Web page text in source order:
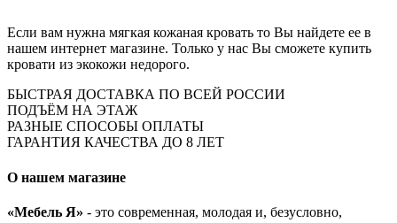
Если вам нужна мягкая кожаная кровать то Вы найдете ее в
нашем интернет магазине. Только у нас Вы сможете купить
кровати из экокожи недорого.
БЫСТРАЯ ДОСТАВКА ПО ВСЕЙ РОССИИ
ПОДЪЁМ НА ЭТАЖ
РАЗНЫЕ СПОСОБЫ ОПЛАТЫ
ГАРАНТИЯ КАЧЕСТВА ДО 8 ЛЕТ
О нашем магазине
«Мебель Я» - это современная, молодая и, безусловно,